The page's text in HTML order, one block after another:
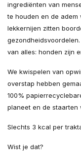
ingrediënten van
te houden en de adem
lekkernijen zitten
van alles: honden zijn
We kwispelen van
overstap hebben
100%
planeet en de staarten
Slechts 3 kcal per
Wist je dat?